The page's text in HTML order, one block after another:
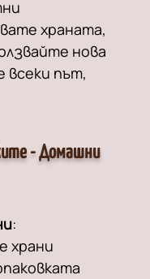
храната,
нова
всеки път,
- Домашни
:
храни